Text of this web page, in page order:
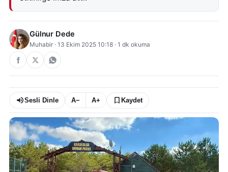
Gülnur Dede
Muhabir · 13 Ekim 2025 10:18 · 1 dk okuma
Sesli Dinle A− A+ Kaydet